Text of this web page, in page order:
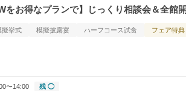
をお得なプランで】じっくり相談会＆全館
擬挙式 模擬披露宴 ハーフコース試食 フェア特典
〜14:00
残 ◯